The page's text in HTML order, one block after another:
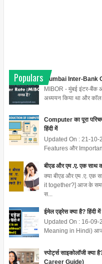
Populars
Mumbai Inter-Bank
MIBOR - मुंबई इंटर-बैंक
अध्ययन किया था और कॉल
Computer का पूरा
हिंदी में
Updated On : 21-10-
Features और
बीएड और एम .ए. एक साथ
क्या बीएड और एम .ए.
it together?] आज के समय
स...
ईमेल एड्रेस क्या है? हिंदी में
Updated On : 16-09-
Meaning in Hindi) आज
स्पोर्ट्स साइकोलॉजी
Career Guide)